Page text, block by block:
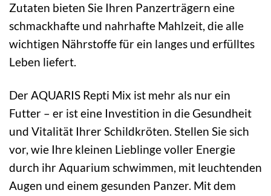
Zutaten bieten Sie Ihren Panzerträgern eine
schmackhafte und nahrhafte Mahlzeit, die alle
wichtigen Nährstoffe für ein langes und erfülltes
Leben liefert.
Der AQUARIS Repti Mix ist mehr als nur ein
Futter – er ist eine Investition in die Gesundheit
und Vitalität Ihrer Schildkröten. Stellen Sie sich
vor, wie Ihre kleinen Lieblinge voller Energie
durch ihr Aquarium schwimmen, mit leuchtenden
Augen und einem gesunden Panzer. Mit dem